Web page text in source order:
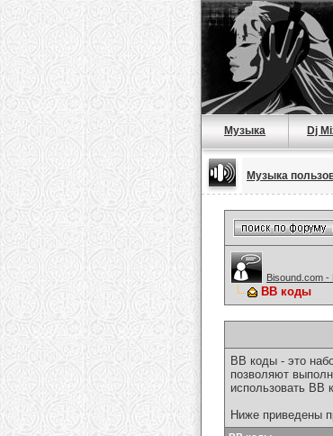
Музыка Dj
Музыка
Bisound.com
BB коды
BB коды - это
позволяют
использовать
Ниже приведены